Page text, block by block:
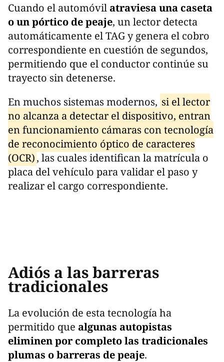
Cuando el automóvil atraviesa una caseta
o un pórtico de peaje, un lector detecta
automáticamente el TAG y genera el cobro
correspondiente en cuestión de segundos,
permitiendo que el conductor continúe su
trayecto sin detenerse.
En muchos sistemas modernos, si el lector
no alcanza a detectar el dispositivo, entran
en funcionamiento cámaras con tecnología
de reconocimiento óptico de caracteres
(OCR), las cuales identifican la matrícula o
placa del vehículo para validar el paso y
realizar el cargo correspondiente.
Adiós a las barreras
tradicionales
La evolución de esta tecnología ha
permitido que algunas autopistas
eliminen por completo las tradicionales
plumas o barreras de peaje.